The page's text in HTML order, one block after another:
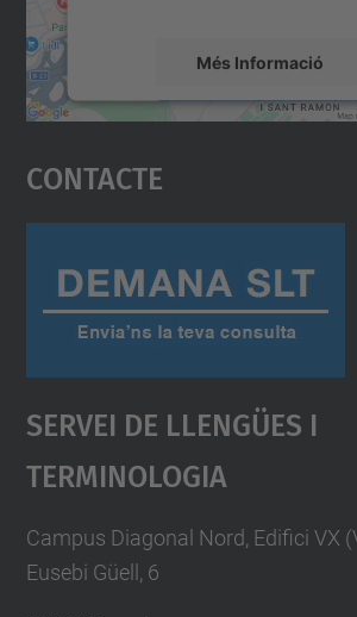
Més Informació
Accepta
powered by
Contacte
Servei De Llengües I
Terminologia
Campus Diagonal Nord, Edifici VX
Eusebi Güell, 6